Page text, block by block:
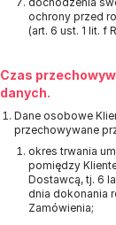
ochrony przed
(art. 6 ust. 1 lit. f
Czas
danych.
Dane osobowe
przechowywane
okres trwania
pomiędzy
Dostawcą, tj. 6
dnia dokonania
Zamówienia;